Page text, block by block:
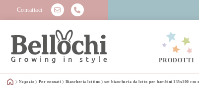
Contattaci
PRODOTTI
Negozio Per neonati Biancheria lettino set biancheria da letto per bambini 135x100 cm